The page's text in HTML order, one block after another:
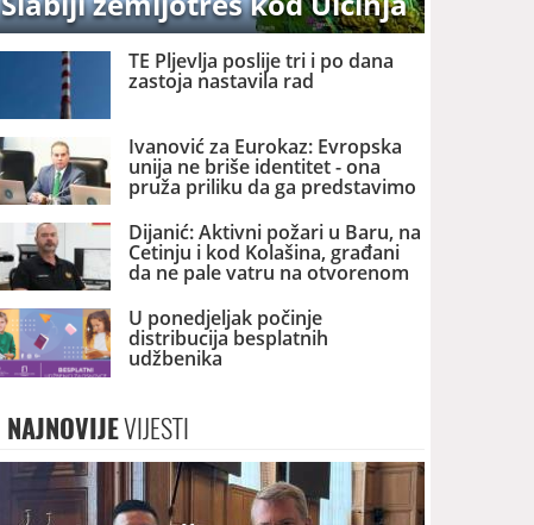
TE Pljevlja poslije tri i po dana
zastoja nastavila rad
Ivanović za Eurokaz: Evropska
unija ne briše identitet - ona
pruža priliku da ga predstavimo
Evropi i svijetu
Dijanić: Aktivni požari u Baru, na
Cetinju i kod Kolašina, građani
da ne pale vatru na otvorenom
U ponedjeljak počinje
distribucija besplatnih
udžbenika
NAJNOVIJEVIJESTI